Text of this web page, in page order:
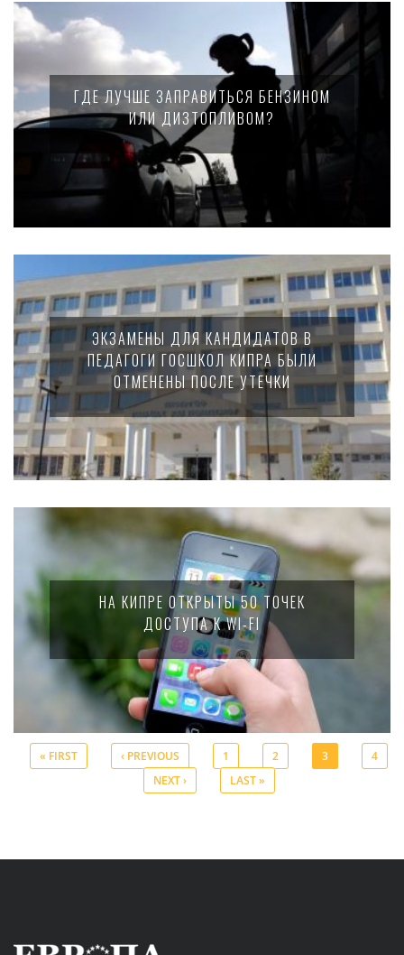
ГДЕ ЛУЧШЕ ЗАПРАВИТЬСЯ БЕНЗИНОМ
ИЛИ ДИЗТОПЛИВОМ?
ЭКЗАМЕНЫ ДЛЯ КАНДИДАТОВ В
ПЕДАГОГИ ГОСШКОЛ КИПРА БЫЛИ
ОТМЕНЕНЫ ПОСЛЕ УТЕЧКИ
НА КИПРЕ ОТКРЫТЫ 50 ТОЧЕК
ДОСТУПА К WI-FI
« FIRST ‹ PREVIOUS 1 2 3
4
NEXT ›
LAST »